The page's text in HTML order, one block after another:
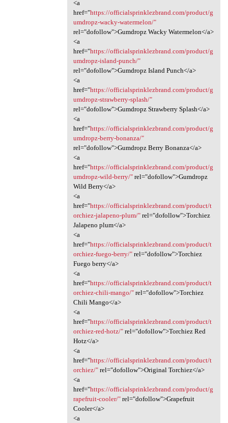
<a
href="https://officialsprinklezbrand.com/product/g
umdropz-wacky-watermelon/"
rel="dofollow">Gumdropz Wacky Watermelon</a>
<a
href="https://officialsprinklezbrand.com/product/g
umdropz-island-punch/"
rel="dofollow">Gumdropz Island Punch</a>
<a
href="https://officialsprinklezbrand.com/product/g
umdropz-strawberry-splash/"
rel="dofollow">Gumdropz Strawberry Splash</a>
<a
href="https://officialsprinklezbrand.com/product/g
umdropz-berry-bonanza/"
rel="dofollow">Gumdropz Berry Bonanza</a>
<a
href="https://officialsprinklezbrand.com/product/g
umdropz-wild-berry/"rel="dofollow">Gumdropz
Wild Berry</a>
<a
href="https://officialsprinklezbrand.com/product/t
orchiez-jalapeno-plum/"rel="dofollow">Torchiez
Jalapeno plum</a>
<a
href="https://officialsprinklezbrand.com/product/t
orchiez-fuego-berry/"rel="dofollow">Torchiez
Fuego berry</a>
<a
href="https://officialsprinklezbrand.com/product/t
orchiez-chili-mango/"rel="dofollow">Torchiez
Chili Mango</a>
<a
href="https://officialsprinklezbrand.com/product/t
orchiez-red-hotz/"rel="dofollow">Torchiez Red
Hotz</a>
<a
href="https://officialsprinklezbrand.com/product/t
orchiez/"rel="dofollow">Original Torchiez</a>
<a
href="https://officialsprinklezbrand.com/product/g
rapefruit-cooler/"rel="dofollow">Grapefruit
Cooler</a>
<a